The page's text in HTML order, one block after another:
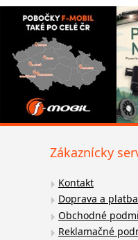
Zákaznícky
Kontakt
Doprava a platba
Obchodné
Reklamačné